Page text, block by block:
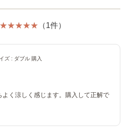
（1件）
ズ : ダブル 購入
よく涼しく感じます。購入して正解で